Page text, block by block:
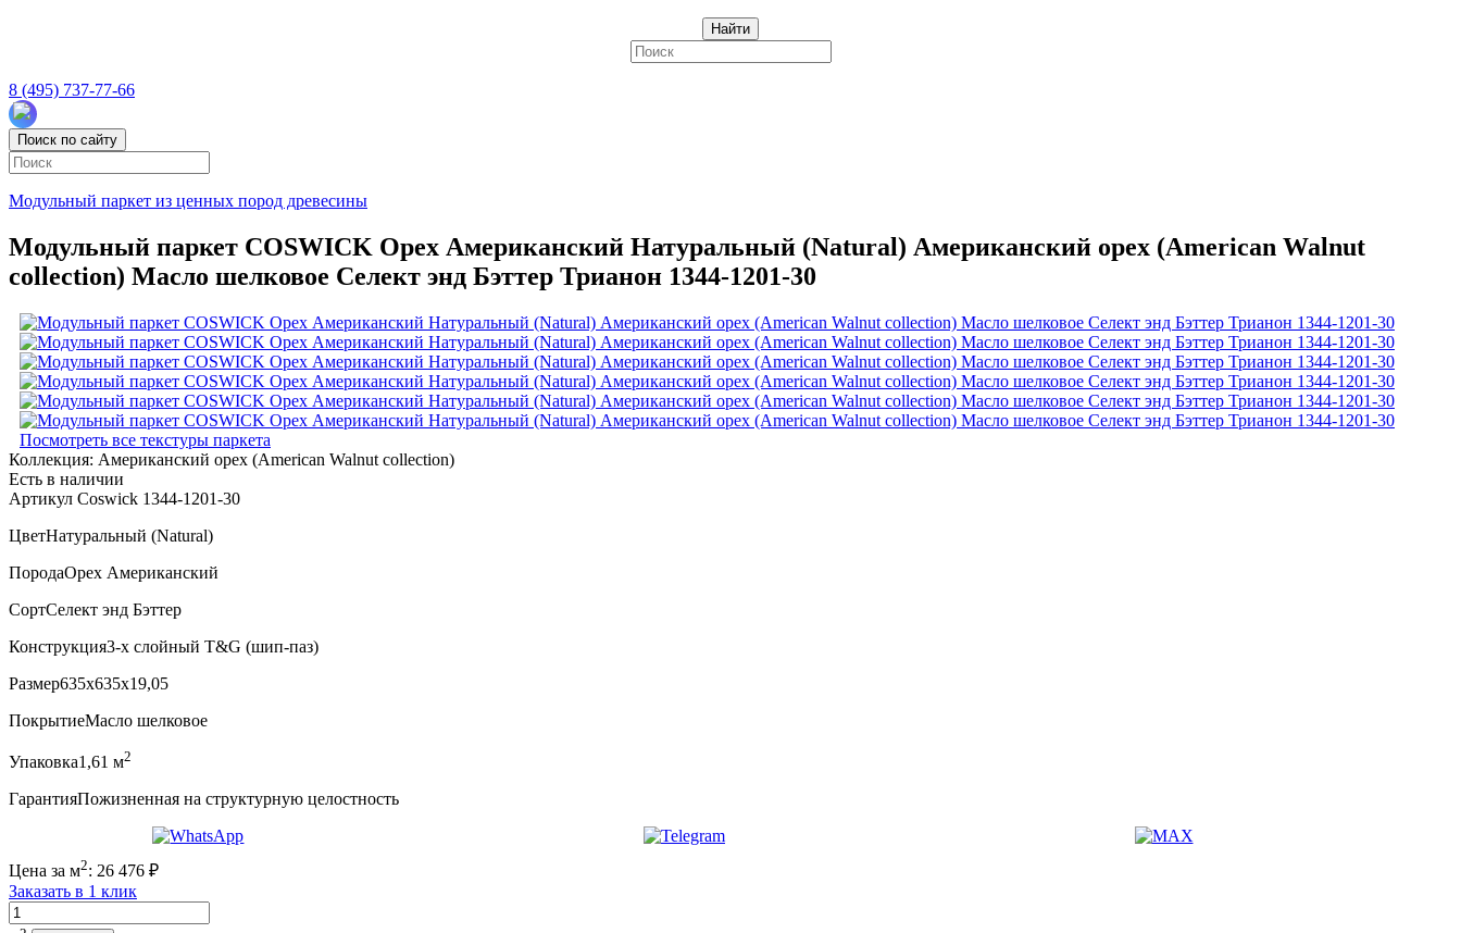
Найти
8 (495) 737-77-66
Поиск по сайту
Модульный паркет из ценных пород древесины
Модульный паркет COSWICK Орех Американский Натуральный (Natural) Американский орех (American Walnut
collection) Масло шелковое Селект энд Бэттер Трианон 1344-1201-30
Посмотреть все текстуры паркета
Коллекция: Американский орех (American Walnut collection)
Есть в наличии
Артикул Coswick 1344-1201-30
ЦветНатуральный (Natural)
ПородаОрех Американский
СортСелект энд Бэттер
Конструкция3-х слойный T&G (шип-паз)
Размер635x635x19,05
ПокрытиеМасло шелковое
Упаковка1,61 м2
ГарантияПожизненная на структурную целостность
Цена за м2: 26 476 ₽
Заказать в 1 клик
Количество